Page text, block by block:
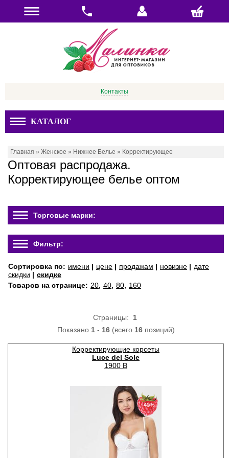
Контакты
КАТАЛОГ
Главная » Женское » Нижнее Белье » Корректирующее
Оптовая распродажа.
Корректирующее белье оптом
Торговые марки:
Фильтр:
Сортировка по: имени | цене | продажам | новизне | дате
скидки | скидке
Товаров на странице: 20, 40, 80, 160
Страницы: 1
Показано 1- 16(всего 16позиций)
Корректирующие корсеты
Luce del Sole
1900 B
−40%